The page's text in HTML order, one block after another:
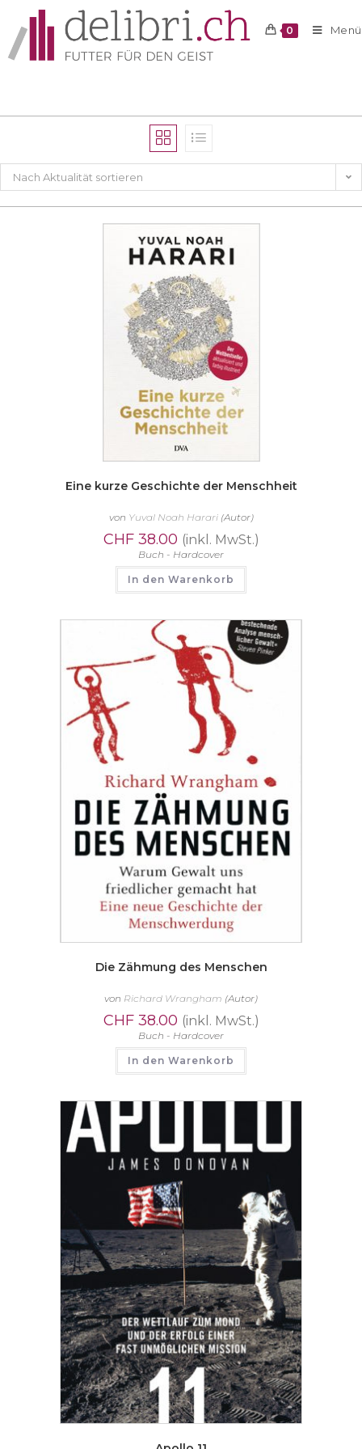
0 Menü
Nach Aktualität sortieren
Eine kurze Geschichte der Menschheit
von Yuval Noah Harari(Autor)
CHF38.00 (inkl. MwSt.)
Buch - Hardcover
In den Warenkorb
Die Zähmung des Menschen
von Richard Wrangham (Autor)
CHF38.00 (inkl. MwSt.)
Buch - Hardcover
In den Warenkorb